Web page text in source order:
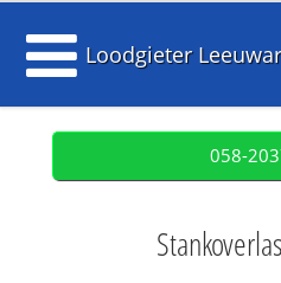
Loodgieter
058-